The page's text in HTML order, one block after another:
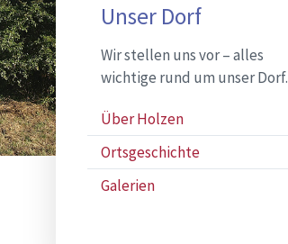
Sitemap
Unser Dorf
Wir stellen uns vor – alles
wichtige rund um unser Dorf.
Über Holzen
Ortsgeschichte
Galerien